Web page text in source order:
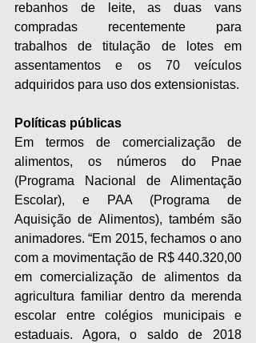
rebanhos de leite, as duas vans
compradas recentemente para
trabalhos de titulação de lotes em
assentamentos e os 70 veículos
adquiridos para uso dos extensionistas.
Políticas públicas
Em termos de comercialização de
alimentos, os números do Pnae
(Programa Nacional de Alimentação
Escolar), e PAA (Programa de
Aquisição de Alimentos), também são
animadores. “Em 2015, fechamos o ano
com a movimentação de R$ 440.320,00
em comercialização de alimentos da
agricultura familiar dentro da merenda
escolar entre colégios municipais e
estaduais. Agora, o saldo de 2018